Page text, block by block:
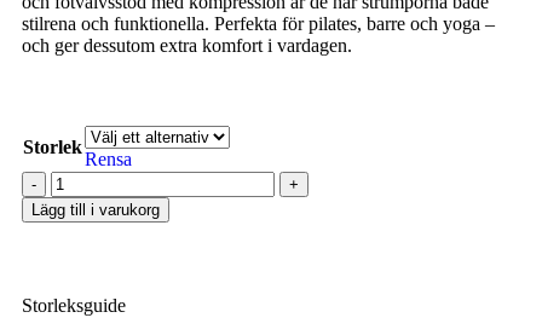
stilrena och funktionella. Perfekta för pilates, barre och yoga –
och ger dessutom extra komfort i vardagen.
Storlek
Rensa
Lägg till i varukorg
Storleksguide